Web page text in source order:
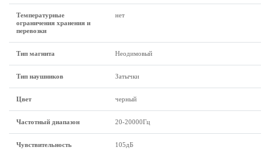
Температурные
ограничения хранения и
перевозки
нет
Тип магнита Неодимовый
Тип наушников Затычки
Цвет черный
Частотный диапазон 20-20000Гц
Чувствительность 105дБ